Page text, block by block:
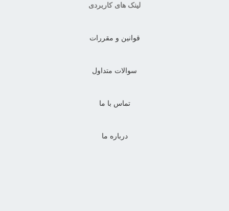
لینک های کاربردی
قوانین و مقررات
سوالات متداول
تماس با ما
درباره ما